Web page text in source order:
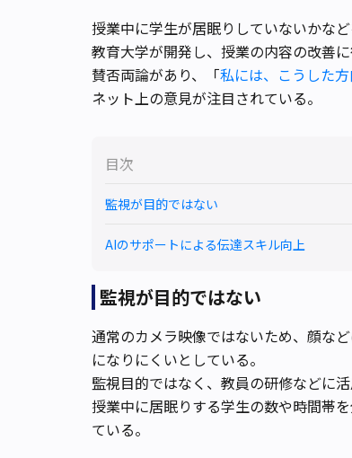
授業中に学生が居眠りしていないかな
教育大学が開発し、授業の内容の改善
賛否両論があり、「私には、こうした
ネット上の意見が注目されている。
目次
監視が目的ではない
AIのサポートによる伝達スキル向上
監視が目的ではない
通常のカメラ映像ではないため、顔な
になりにくいとしている。
監視目的ではなく、教員の研修などに活
授業中に居眠りする学生の数や時間帯
ている。